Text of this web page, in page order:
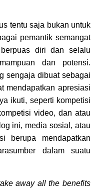
tentu saja bukan untuk
pemantik semangat
diri dan selalu
dan potensi.
sengaja dibuat sebagai
mendapatkan apresiasi
ikuti, seperti kompetisi
video, dan atau
ini, media sosial, atau
berupa mendapatkan
dalam suatu
away all the benefits